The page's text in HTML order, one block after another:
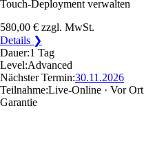
Touch-Deployment verwalten
580,00 € zzgl. MwSt.
Details ❯
Dauer:1 Tag
Level:Advanced
Nächster Termin:30.11.2026
Teilnahme:Live-Online · Vor Ort
Garantie